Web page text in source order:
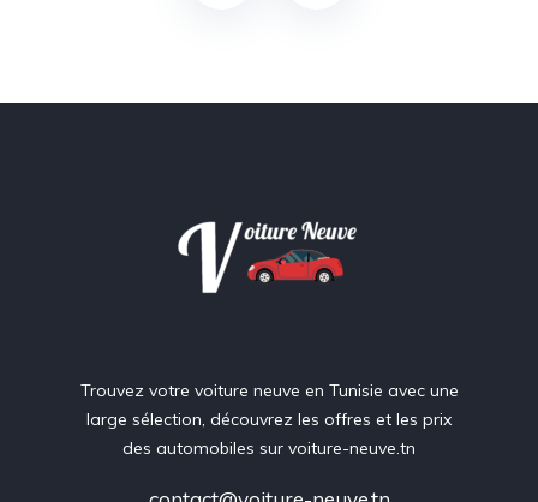
Trouvez votre voiture neuve en Tunisie avec une
large sélection, découvrez les offres et les prix
des automobiles sur voiture-neuve.tn